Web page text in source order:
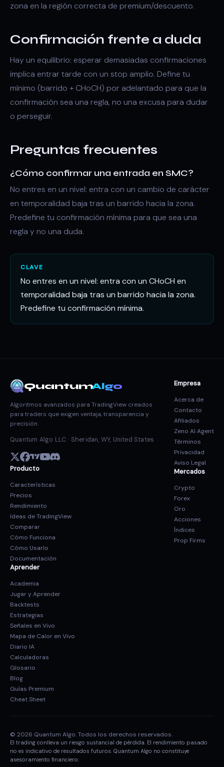
zona en la región correcta de premium/descuento.
Confirmación frente a duda
Hay un equilibrio: esperar demasiadas confirmaciones
implica entrar tarde con un stop amplio. Define tu
mínimo (barrido + CHoCH) por adelantado para que la
confirmación sea una regla, no una excusa para dudar
o perseguir.
Preguntas frecuentes
¿Cómo confirmar una entrada en SMC?
No entres en un nivel: entra con un cambio de carácter
en temporalidad baja tras un barrido hacia la zona.
Predefine tu confirmación mínima para que sea una
regla y no una duda.
CLAVE
No entres en un nivel: entra con un CHoCH en
temporalidad baja tras un barrido hacia la zona.
Predefine tu confirmación mínima.
QuantumAlgo
Algoritmos avanzados para TradingView creados
para traders que exigen ventaja, transparencia y
precisión.
Quantum Algo LLC · Sheridan, WY, United States
Producto
Características
Precios
Rendimiento
Ideas de TradingView
Comparar
Cómo Funciona
Cómo Usarlo
Documentación
Aprender
Academia
Jugar y Aprender
Backtests
Estrategias
Señales en Vivo
Mapa de Calor en Vivo
Diario IA
Calculadoras
Glosario
Blog
Guías Premium
Cheat Sheet
Empresa
Acerca de
Contacto
Afiliados
Zeno AI Agent
Términos
Privacidad
Aviso Legal
Mercados
Crypto
Forex
Oro
Acciones
Índices
Prop Firms
© 2026 Quantum Algo. Todos los derechos reservados.
El trading conlleva un riesgo sustancial de pérdida. El rendimiento pasado
no es indicativo de resultados futuros. Quantum Algo no constituye
asesoramiento financiero.